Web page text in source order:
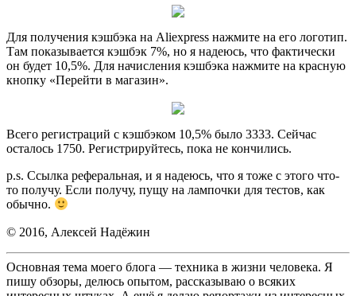
Для получения кэшбэка на Aliexpress нажмите на его логотип.
Там показывается кэшбэк 7%, но я надеюсь, что фактически
он будет 10,5%. Для начисления кэшбэка нажмите на красную
кнопку «Перейти в магазин».
Всего регистраций с кэшбэком 10,5% было 3333. Сейчас
осталось 1750. Регистрируйтесь, пока не кончились.
p.s. Ссылка реферальная, и я надеюсь, что я тоже с этого что-
то получу. Если получу, пущу на лампочки для тестов, как
обычно.
© 2016, Алексей Надёжин
Основная тема моего блога — техника в жизни человека. Я
пишу обзоры, делюсь опытом, рассказываю о всяких